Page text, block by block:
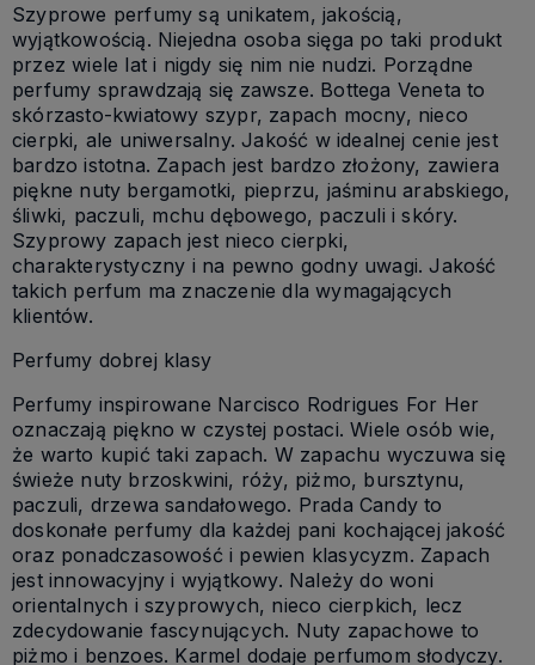
Szyprowe perfumy są unikatem, jakością,
wyjątkowością. Niejedna osoba sięga po taki produkt
przez wiele lat i nigdy się nim nie nudzi. Porządne
perfumy sprawdzają się zawsze. Bottega Veneta to
skórzasto-kwiatowy szypr, zapach mocny, nieco
cierpki, ale uniwersalny. Jakość w idealnej cenie jest
bardzo istotna. Zapach jest bardzo złożony, zawiera
piękne nuty bergamotki, pieprzu, jaśminu arabskiego,
śliwki, paczuli, mchu dębowego, paczuli i skóry.
Szyprowy zapach jest nieco cierpki,
charakterystyczny i na pewno godny uwagi. Jakość
takich perfum ma znaczenie dla wymagających
klientów.
Perfumy dobrej klasy
Perfumy inspirowane Narcisco Rodrigues For Her
oznaczają piękno w czystej postaci. Wiele osób wie,
że warto kupić taki zapach. W zapachu wyczuwa się
świeże nuty brzoskwini, róży, piżmo, bursztynu,
paczuli, drzewa sandałowego. Prada Candy to
doskonałe perfumy dla każdej pani kochającej jakość
oraz ponadczasowość i pewien klasycyzm. Zapach
jest innowacyjny i wyjątkowy. Należy do woni
orientalnych i szyprowych, nieco cierpkich, lecz
zdecydowanie fascynujących. Nuty zapachowe to
piżmo i benzoes. Karmel dodaje perfumom słodyczy.